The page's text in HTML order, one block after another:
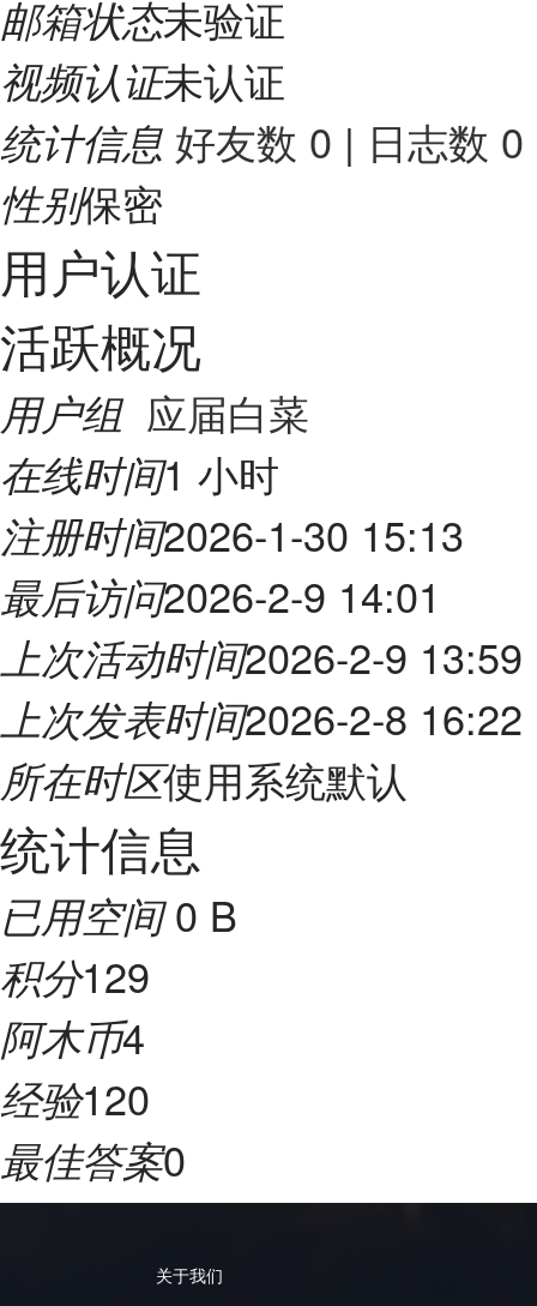
邮箱状态未验证
视频认证未认证
统计信息 好友数 0 | 日志数 0
性别保密
用户认证
活跃概况
用户组 应届白菜
在线时间1 小时
注册时间2026-1-30 15:13
最后访问2026-2-9 14:01
上次活动时间2026-2-9 13:59
上次发表时间2026-2-8 16:22
所在时区使用系统默认
统计信息
已用空间0 B
积分129
阿木币4
经验120
最佳答案0
关于我们